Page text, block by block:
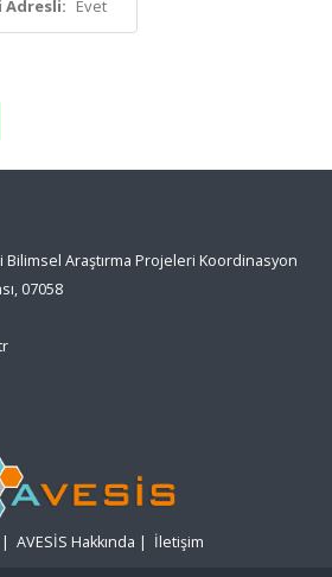
Adresli: Evet
Araştırma Projeleri Koordinasyon
07058
| AVESİS Hakkında | İletişim